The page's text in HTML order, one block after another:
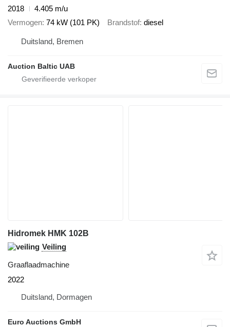
2018
4.405 m/u
Vermogen 74 kW (101 PK) Brandstof diesel
Duitsland, Bremen
Auction Baltic UAB
Hidromek HMK 102B
Veiling
Graaflaadmachine
2022
Duitsland, Dormagen
Euro Auctions GmbH